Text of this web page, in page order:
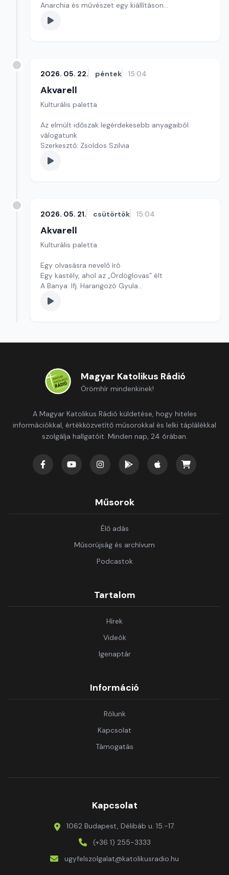
Anarchia és művészet egy kiállításon
szerkesztő: Szentimrei Kristóf
2026. 05. 22. péntek 15:04
Akvarell
Kulturális paletta
Az elmúlt időszak legérdekesebb anyagaiból
válogatunk
Szerkesztő: Zsoldos Szilvia
2026. 05. 21. csütörtök 15:04
Akvarell
Kulturális paletta
Egy olvasásra nevelő író
Egy kastély, ahol az „Ördöglovas” élt
A Banya: Ifj. Harangozó Gyula
Szerkesztő: Nagy György András
Magyar Katolikus Rádió
Örömhír mindenkinek!
A Magyar Katolikus Rádió küldetése, hogy hiteles
információkkal, értékközvetítő műsorokkal és lelki táplálékkal
szolgálja hallgatóit. Minden nap, 24 órában.
Műsorok
Élő adás
Műsorújság és archívum
Podcastok
Tartalom
Hírek
Videók
Igenaptár
Információ
Rólunk
Kapcsolat
Támogatás
Kapcsolat
1062 Budapest, Délibáb u. 15.-17.
(+36 1) 255-3333
ugyfelszolgalat@katolikusradio.hu